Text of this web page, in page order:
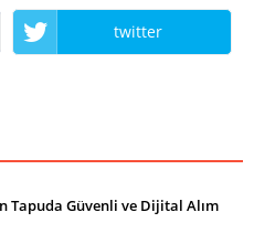
twitter
Tapuda Güvenli ve Dijital Alım